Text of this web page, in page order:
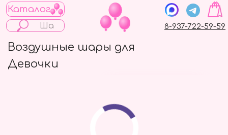
Каталог
8-937-722-59-59
Воздушные шары для
Девочки
Сердец